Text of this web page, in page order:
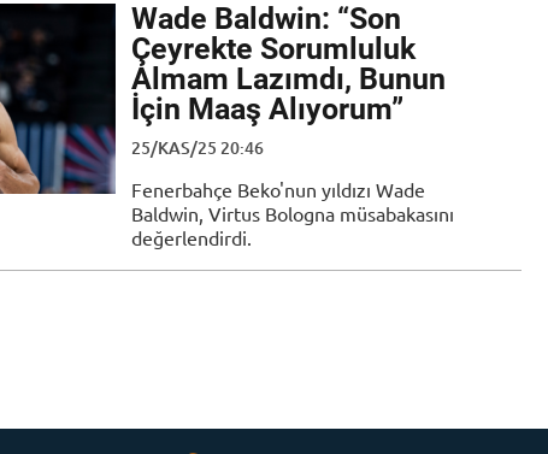
Wade Baldwin: “Son
Çeyrekte Sorumluluk
Almam Lazımdı, Bunun
İçin Maaş Alıyorum”
25/KAS/25 20:46
Fenerbahçe Beko'nun yıldızı Wade
Baldwin, Virtus Bologna müsabakasını
değerlendirdi.